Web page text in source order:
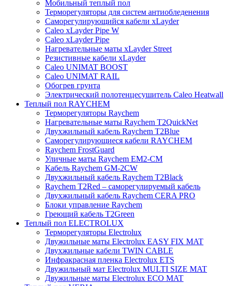
Мобильный теплый пол
Терморегуляторы для систем антиобледенения
Саморегулирующийся кабели xLayder
Caleo xLayder Pipe W
Caleo xLayder Pipe
Нагревательные маты xLayder Street
Резистивные кабели xLayder
Caleo UNIMAT BOOST
Caleo UNIMAT RAIL
Обогрев грунта
Электрический полотенцесушитель Caleo Heatwall
Теплый пол RAYCHEM
Терморегуляторы Raychem
Нагревательные маты Raychem T2QuickNet
Двухжильный кабель Raychem T2Blue
Саморегулирующиеся кабели RAYCHEM
Raychem FrostGuard
Уличные маты Raychem EM2-CM
Кабель Raychem GM-2CW
Двухжильный кабель Raychem T2Black
Raychem T2Red – саморегулируемый кабель
Двухжильный кабель Raychem CERA PRO
Блоки управление Raychem
Греющий кабель T2Green
Теплый пол ELECTROLUX
Терморегуляторы Electrolux
Двужильные маты Electrolux EASY FIX MAT
Двухжильные кабели TWIN CABLE
Инфракрасная пленка Electrolux ETS
Двужильный мат Electrolux MULTI SIZE MAT
Двужильные маты Electrolux ECO MAT